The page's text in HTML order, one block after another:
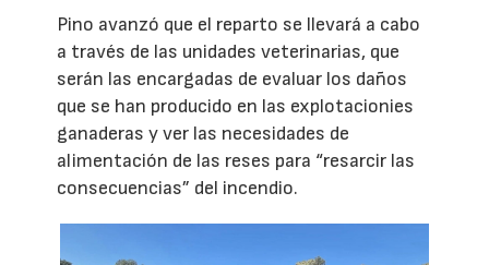
Pino avanzó que el reparto se llevará a cabo
a través de las unidades veterinarias, que
serán las encargadas de evaluar los daños
que se han producido en las explotacionies
ganaderas y ver las necesidades de
alimentación de las reses para “resarcir las
consecuencias” del incendio.